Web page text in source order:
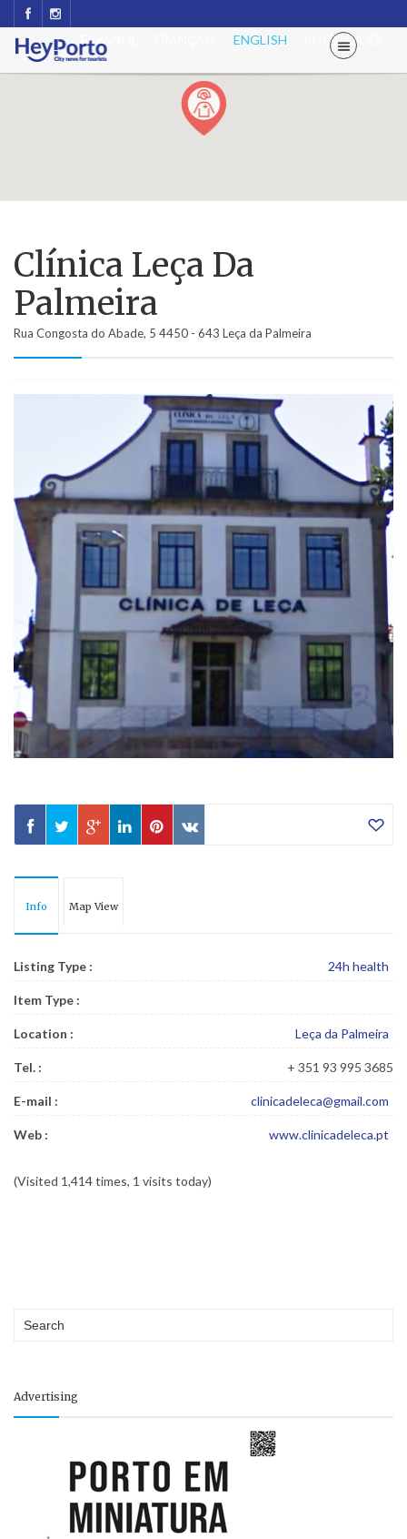
PORTUGUÊS
ENGLISH
ESPAÑOL
Clínica Leça Da
Palmeira
Rua Congosta do Abade, 5 4450 - 643 Leça da Palmeira
Info Map View
Listing Type : 24h health
Item Type :
Location : Leça da Palmeira
Tel. : + 351 93 995 3685
E-mail : clinicadeleca@gmail.com
Web : www.clinicadeleca.pt
(Visited 1,414 times, 1 visits today)
Advertising